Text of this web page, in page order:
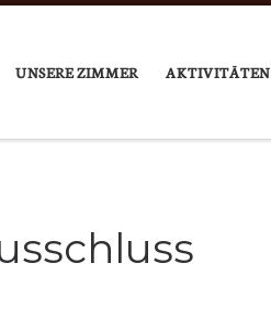
UNSERE ZIMMER AKTIVITÄTEN